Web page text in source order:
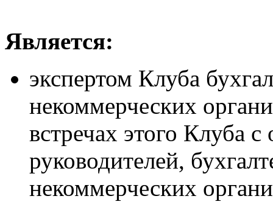
Является:
экспертом Клуба
некоммерческих
встречах этого Клуба
руководителей,
некоммерческих